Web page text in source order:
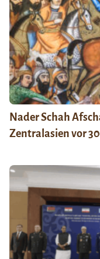
Nader Schah
Zentralasien vor